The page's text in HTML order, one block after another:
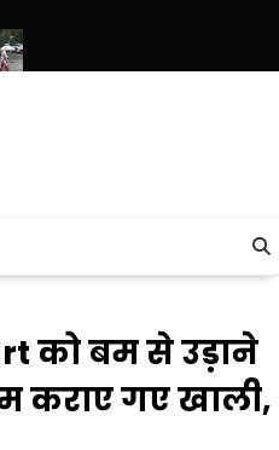
को बम से उड़ाने
कराए गए खाली,